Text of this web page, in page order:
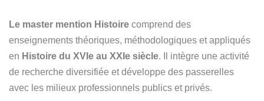
Le master mention Histoire comprend des
enseignements théoriques, méthodologiques et appliqués
en Histoire du XVIe au XXIe siècle. Il intègre une activité
de recherche diversifiée et développe des passerelles
avec les milieux professionnels publics et privés.